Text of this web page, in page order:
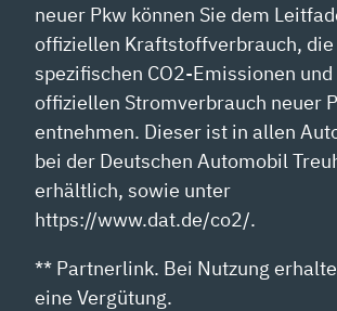
neuer Pkw können Sie dem
offiziellen Kraftstoffverbrauch,
spezifischen CO2-Emissionen und
offiziellen Stromverbrauch neuer
entnehmen. Dieser ist in allen
bei der Deutschen Automobil
erhältlich, sowie unter
https://www.dat.de/co2/.
** Partnerlink. Bei Nutzung
eine Vergütung.